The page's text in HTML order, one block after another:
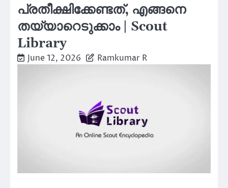
പ്രതീക്ഷിക്കേണ്ടത്, എങ്ങനെ
തയ്യാറെടുക്കാം | Scout
Library
June 12, 2026 Ramkumar R